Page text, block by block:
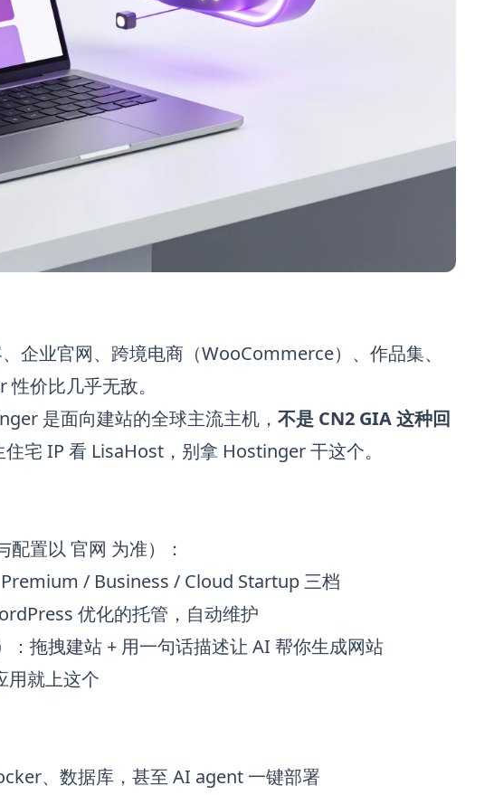
业官网、跨境电商（WooCommerce）、作品集、
价比几乎无敌。
是面向建站的全球主流主机， 不是 CN2 GIA 这种回
住宅 IP 看 LisaHost ，别拿 Hostinger 干这个。
配置以 官网 为准）：
Premium / Business / Cloud Startup 三档
优化的托管，自动维护
：拖拽建站 + 用一句话描述让 AI 帮你生成网站
用就上这个
、数据库，甚至 AI agent 一键部署